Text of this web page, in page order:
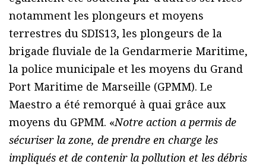
notamment les plongeurs et moyens
terrestres du SDIS13, les plongeurs de la
brigade fluviale de la Gendarmerie Maritime,
la police municipale et les moyens du Grand
Port Maritime de Marseille (GPMM). Le
Maestro a été remorqué à quai grâce aux
moyens du GPMM. «Notre action a permis de
sécuriser la zone, de prendre en charge les
impliqués et de contenir la pollution et les débris